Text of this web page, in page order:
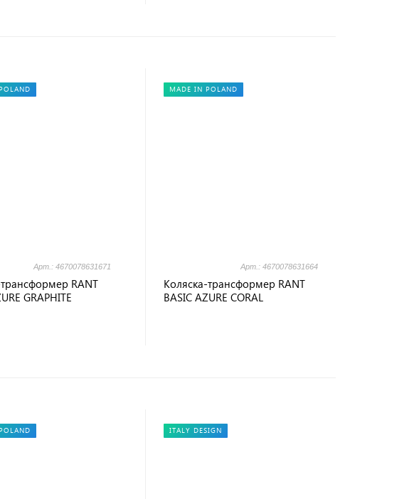
Арт.: 4670078631671
RANT
GRAPHITE
MADE IN POLAND
Арт.: 4670078631664
Коляска-трансформер RANT
BASIC AZURE CORAL
ITALY DESIGN